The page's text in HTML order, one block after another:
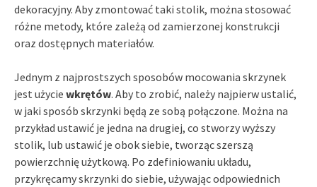
dekoracyjny. Aby zmontować taki stolik, można stosować
różne metody, które zależą od zamierzonej konstrukcji
oraz dostępnych materiałów.
Jednym z najprostszych sposobów mocowania skrzynek
jest użycie wkrętów. Aby to zrobić, należy najpierw ustalić,
w jaki sposób skrzynki będą ze sobą połączone. Można na
przykład ustawić je jedna na drugiej, co stworzy wyższy
stolik, lub ustawić je obok siebie, tworząc szerszą
powierzchnię użytkową. Po zdefiniowaniu układu,
przykręcamy skrzynki do siebie, używając odpowiednich